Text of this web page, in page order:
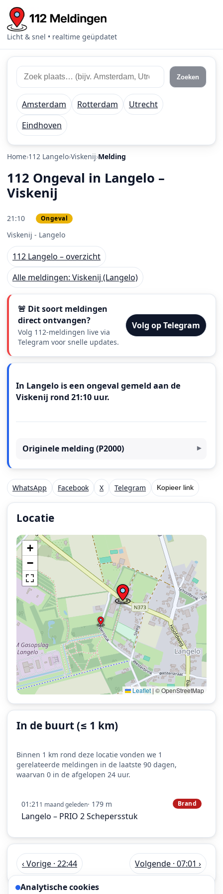
Licht & snel • realtime geüpdatet
Zoek 112 meldingen
Zoek plaats of regio Zoeken
Amsterdam Rotterdam
Utrecht
Eindhoven
Home 112 Langelo Viskenij Melding
112 Ongeval in Langelo –
Viskenij
21:10 Ongeval
Viskenij - Langelo
112 Langelo – overzicht
Alle meldingen: Viskenij (Langelo)
🚨 Dit soort meldingen
direct ontvangen?
Volg 112-meldingen live via
Telegram voor snelle updates.
Volg op Telegram
In Langelo is een ongeval gemeld aan de
Viskenij rond 21:10 uur.
Originele melding (P2000)
WhatsApp Facebook X Telegram Kopieer link
Locatie
+
−
Leaflet | © OpenStreetMap
Locatie van het incident: Viskenij, Langelo.
In de buurt (≤ 1 km)
Binnen 1 km rond deze locatie vonden we 1
gerelateerde meldingen in de laatste 90 dagen,
waarvan 0 in de afgelopen 24 uur.
01:21 1 maand geleden· 179 m Brand
Langelo – PRIO 2 Schepersstuk
‹ Vorige · 22:44 Volgende · 07:01 ›
Analytische cookies